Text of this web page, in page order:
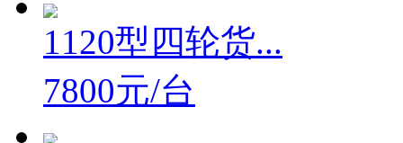
1120型四轮货...
7800元/台